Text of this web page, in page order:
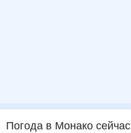
Погода в Монако сейчас